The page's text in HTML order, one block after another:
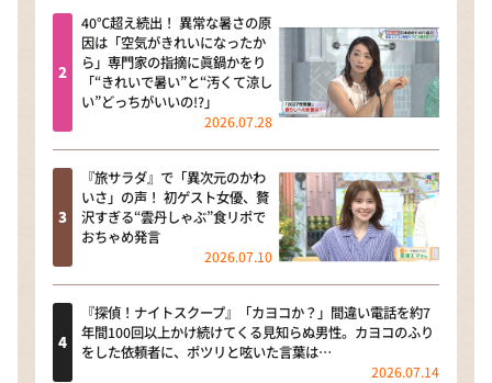
40℃超え続出！ 異常な暑さの原
因は「空気がきれいになったか
ら」専門家の指摘に眞鍋かをり
「“きれいで暑い”と“汚くて涼し
い”どっちがいいの!?」
2026.07.28
『旅サラダ』で「異次元のかわ
いさ」の声！ 初ゲスト女優、贅
沢すぎる“雲丹しゃぶ”食リポで
おちゃめ発言
2026.07.10
『探偵！ナイトスクープ』「カヨコか？」間違い電話を約7
年間100回以上かけ続けてくる見知らぬ男性。カヨコのふり
をした依頼者に、ポツリと呟いた言葉は…
2026.07.14